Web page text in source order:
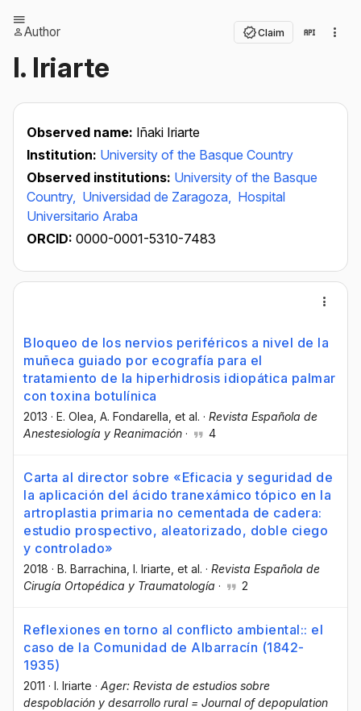
Author Claim
I. Iriarte
Observed name: Iñaki Iriarte
Institution: University of the Basque Country
Observed institutions: University of the Basque
Country, Universidad de Zaragoza, Hospital
Universitario Araba
ORCID: 0000-0001-5310-7483
Bloqueo de los nervios periféricos a nivel de la
muñeca guiado por ecografía para el
tratamiento de la hiperhidrosis idiopática palmar
con toxina botulínica
2013 · E. Olea , A. Fondarella , et al. · Revista Española de
Anestesiología y Reanimación · 4
Carta al director sobre «Eficacia y seguridad de
la aplicación del ácido tranexámico tópico en la
artroplastia primaria no cementada de cadera:
estudio prospectivo, aleatorizado, doble ciego
y controlado»
2018 · B. Barrachina , I. Iriarte , et al. · Revista Española de
Cirugía Ortopédica y Traumatología · 2
Reflexiones en torno al conflicto ambiental:: el
caso de la Comunidad de Albarracín (1842-
1935)
2011 · I. Iriarte · Ager: Revista de estudios sobre
despoblación y desarrollo rural = Journal of depopulation